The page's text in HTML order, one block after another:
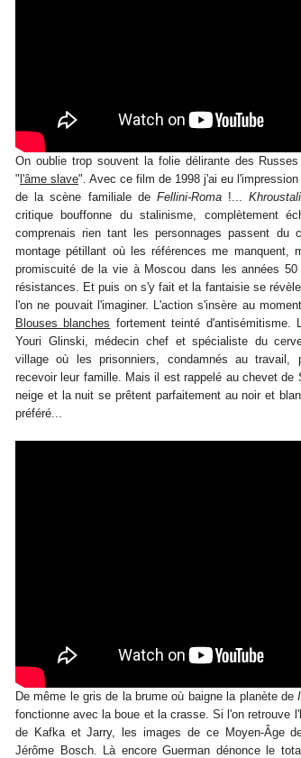
On oublie trop souvent la folie délirante des
" l'âme slave". Avec ce film de 1998 j'ai eu
de la scène familiale de Fellini-Roma!...
critique bouffonne du stalinisme, complètement
comprenais rien tant les personnages passent du
montage pétillant où les références me manquent,
promiscuité de la vie à Moscou dans les années
résistances. Et puis on s'y fait et la fantaisie se
l'on ne pouvait l'imaginer. L'action s'insère au
Blouses blanches fortement teinté d'antisémitisme.
Youri Glinski, médecin chef et spécialiste du
village où les prisonniers, condamnés au travail,
recevoir leur famille. Mais il est rappelé au chevet de
neige et la nuit se prêtent parfaitement au noir et
préféré...
De même le gris de la brume où baigne la planète de
fonctionne avec la boue et la crasse. Si l'on retrouve
de Kafka et Jarry, les images de ce Moyen-Âge
Jérôme Bosch. Là encore Guerman dénonce le